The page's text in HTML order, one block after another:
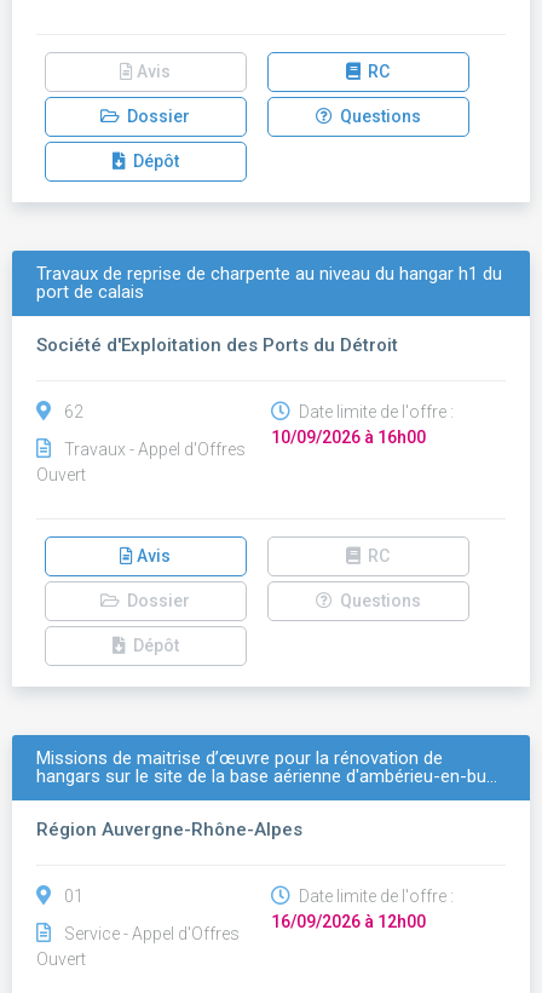
Avis RC
Dossier Questions
Dépôt
Travaux de reprise de charpente au niveau du hangar h1 du
port de calais
Société d'Exploitation des Ports du Détroit
62
Travaux - Appel d'Offres
Ouvert
Date limite de l'offre :
10/09/2026 à 16h00
Avis RC
Dossier Questions
Dépôt
Missions de maitrise d’œuvre pour la rénovation de
hangars sur le site de la base aérienne d'ambérieu-en-bu…
Région Auvergne-Rhône-Alpes
01
Service - Appel d'Offres
Ouvert
Date limite de l'offre :
16/09/2026 à 12h00